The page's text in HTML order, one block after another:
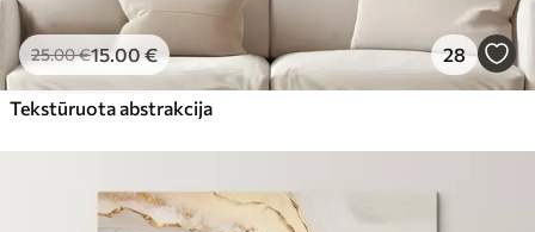
25.00€15.00€ 28
Tekstūruota abstrakcija